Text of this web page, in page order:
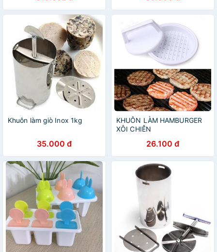
Khuôn làm giò Inox 1kg
35.000 đ
KHUÔN LÀM HAMBURGER
XÔI CHIÊN
26.100 đ